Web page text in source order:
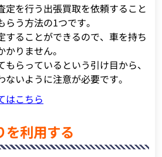
定を行う出張買取を依頼すること
う方法の1つです。
することができるので、車を持ち
りません。
らっているという引け目から、
いように注意が必要です。
はこちら
を利用する